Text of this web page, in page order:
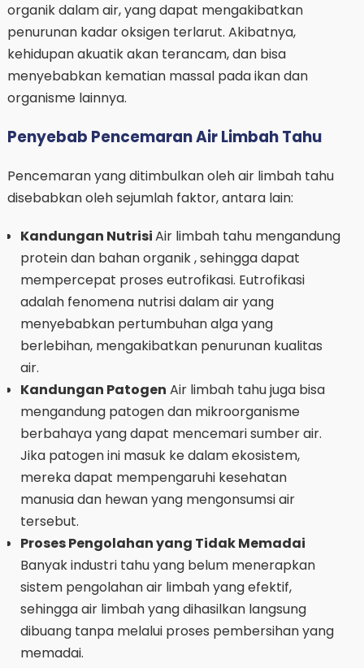
organik dalam air, yang dapat mengakibatkan
penurunan kadar oksigen terlarut. Akibatnya,
kehidupan akuatik akan terancam, dan bisa
menyebabkan kematian massal pada ikan dan
organisme lainnya.
Penyebab Pencemaran Air Limbah Tahu
Pencemaran yang ditimbulkan oleh air limbah tahu
disebabkan oleh sejumlah faktor, antara lain:
Kandungan NutrisiAir limbah tahu mengandung
protein dan bahan organik , sehingga dapat
mempercepat proses eutrofikasi. Eutrofikasi
adalah fenomena nutrisi dalam air yang
menyebabkan pertumbuhan alga yang
berlebihan, mengakibatkan penurunan kualitas
air.
Kandungan Patogen Air limbah tahu juga bisa
mengandung patogen dan mikroorganisme
berbahaya yang dapat mencemari sumber air.
Jika patogen ini masuk ke dalam ekosistem,
mereka dapat mempengaruhi kesehatan
manusia dan hewan yang mengonsumsi air
tersebut.
Proses Pengolahan yang Tidak Memadai
Banyak industri tahu yang belum menerapkan
sistem pengolahan air limbah yang efektif,
sehingga air limbah yang dihasilkan langsung
dibuang tanpa melalui proses pembersihan yang
memadai.